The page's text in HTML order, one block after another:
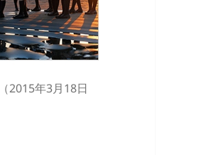
2015年3月18日